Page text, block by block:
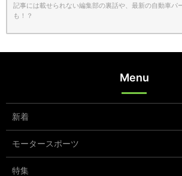
記事には載せられない編集部の裏話や、最新の自動車パ
も！？
Menu
新着
モータースポーツ
特集